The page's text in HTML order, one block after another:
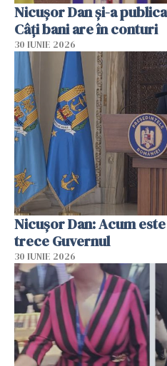
Nicuşor Dan şi-a
Câți bani are în conturi
30 IUNIE 2026
Nicușor Dan: Acum
trece Guvernul
30 IUNIE 2026